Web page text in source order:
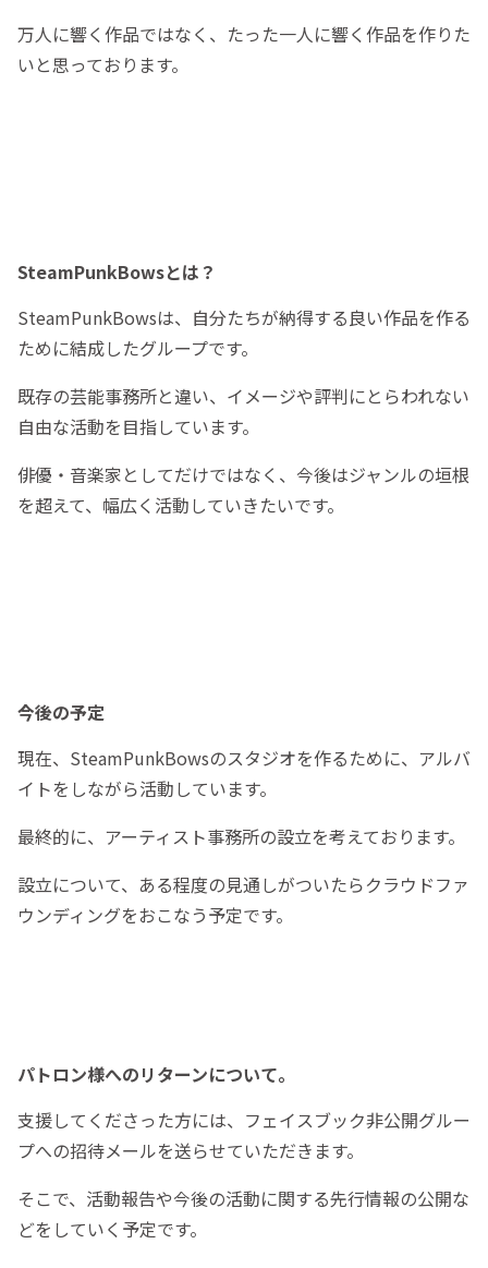
万人に響く作品ではなく、たった一人に響く作品を作りた
いと思っております。
SteamPunkBowsとは？
SteamPunkBowsは、自分たちが納得する良い作品を作る
ために結成したグループです。
既存の芸能事務所と違い、イメージや評判にとらわれない
自由な活動を目指しています。
俳優・音楽家としてだけではなく、今後はジャンルの垣根
を超えて、幅広く活動していきたいです。
今後の予定
現在、SteamPunkBowsのスタジオを作るために、アルバ
イトをしながら活動しています。
最終的に、アーティスト事務所の設立を考えております。
設立について、ある程度の見通しがついたらクラウドファ
ウンディングをおこなう予定です。
パトロン様へのリターンについて。
支援してくださった方には、フェイスブック非公開グルー
プへの招待メールを送らせていただきます。
そこで、活動報告や今後の活動に関する先行情報の公開な
どをしていく予定です。